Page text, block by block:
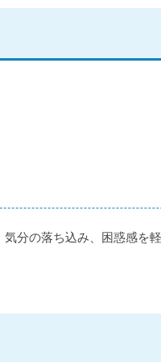
分の落ち込み、困惑感を